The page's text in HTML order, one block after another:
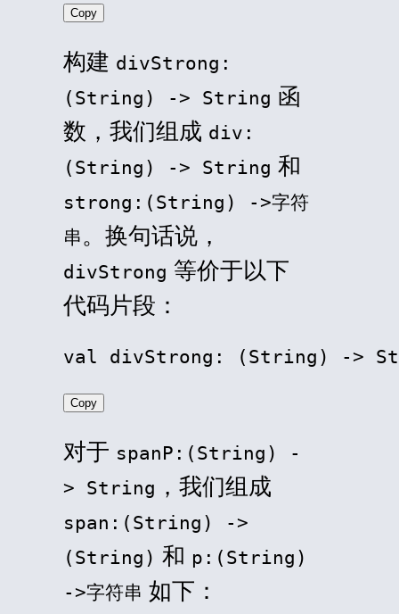
Copy
构建 divStrong:
(String) -> String 函
数，我们组成 div:
(String) -> String 和
strong:(String) ->字符
串。换句话说，
divStrong 等价于以下
代码片段：
val divStrong: (String) ->
Copy
对于 spanP:(String) -
> String ，我们组成
span:(String) ->
(String) 和 p:(String)
->字符串 如下：